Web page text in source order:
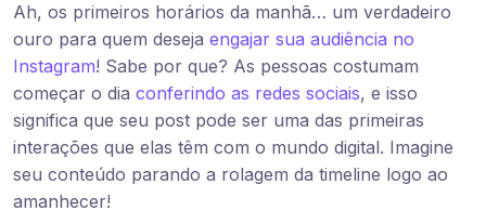
Ah, os primeiros horários da manhã… um verdadeiro
ouro para quem deseja engajar sua audiência no
Instagram! Sabe por que? As pessoas costumam
começar o dia conferindo as redes sociais, e isso
significa que seu post pode ser uma das primeiras
interações que elas têm com o mundo digital. Imagine
seu conteúdo parando a rolagem da timeline logo ao
amanhecer!